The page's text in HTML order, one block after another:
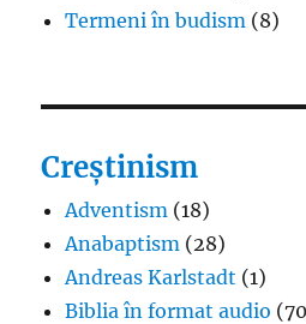
Termeni în budism (8)
Creștinism
Adventism (18)
Anabaptism (28)
Andreas Karlstadt (1)
Biblia în format audio